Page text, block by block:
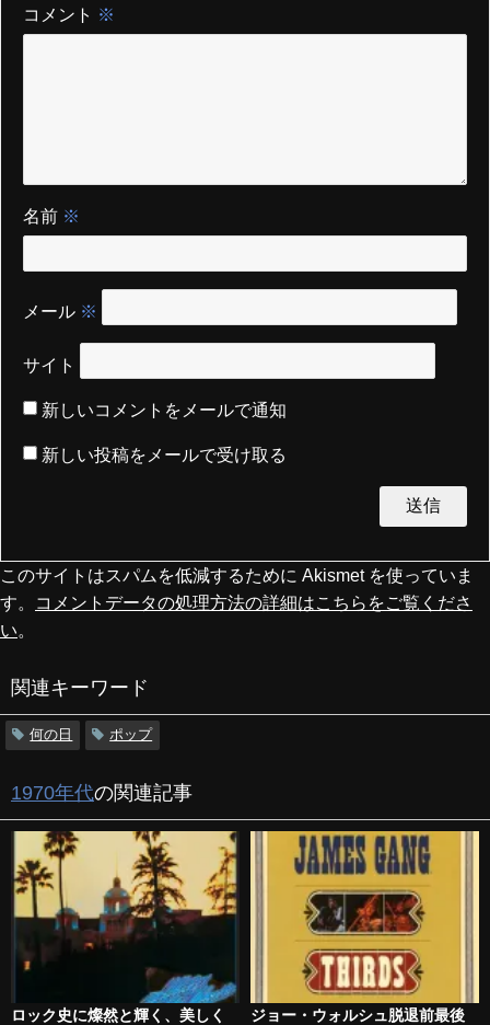
コメント ※
名前 ※
メール ※
サイト
新しいコメントをメールで通知
新しい投稿をメールで受け取る
このサイトはスパムを低減するために Akismet を使っていま
す。
コメントデータの処理方法の詳細はこちらをご覧くださ
い
関連キーワード
何の日 ポップ
1970年代の関連記事
ロック史に燦然と輝く、美しく
ジョー・ウォルシュ脱退前最後